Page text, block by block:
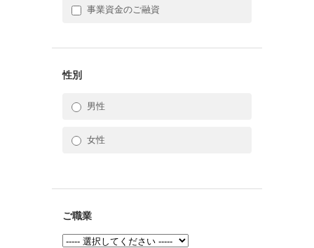
事業資金のご融資
性別
男性
女性
ご職業